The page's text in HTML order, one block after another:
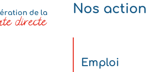
Nos
Emploi